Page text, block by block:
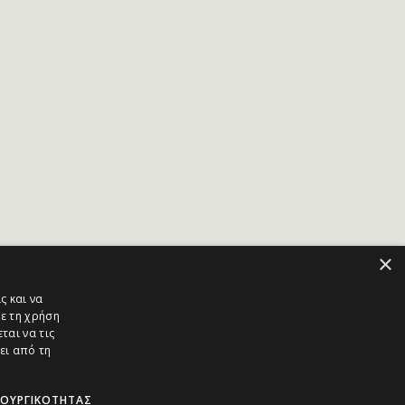
×
και να
τη χρήση
να τις
από τη